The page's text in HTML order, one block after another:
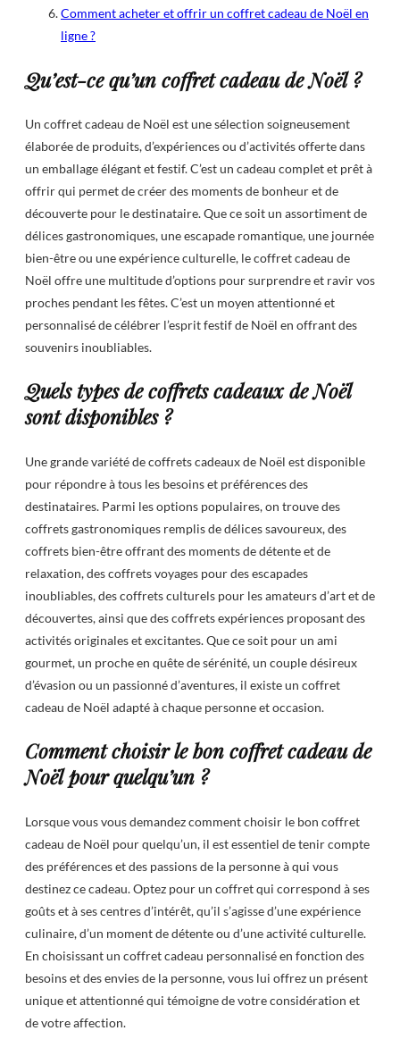
Comment acheter et offrir un coffret cadeau de Noël en
ligne ?
Qu’est-ce qu’un coffret cadeau de Noël ?
Un coffret cadeau de Noël est une sélection soigneusement
élaborée de produits, d’expériences ou d’activités offerte dans
un emballage élégant et festif. C’est un cadeau complet et prêt à
offrir qui permet de créer des moments de bonheur et de
découverte pour le destinataire. Que ce soit un assortiment de
délices gastronomiques, une escapade romantique, une journée
bien-être ou une expérience culturelle, le coffret cadeau de
Noël offre une multitude d’options pour surprendre et ravir vos
proches pendant les fêtes. C’est un moyen attentionné et
personnalisé de célébrer l’esprit festif de Noël en offrant des
souvenirs inoubliables.
Quels types de coffrets cadeaux de Noël
sont disponibles ?
Une grande variété de coffrets cadeaux de Noël est disponible
pour répondre à tous les besoins et préférences des
destinataires. Parmi les options populaires, on trouve des
coffrets gastronomiques remplis de délices savoureux, des
coffrets bien-être offrant des moments de détente et de
relaxation, des coffrets voyages pour des escapades
inoubliables, des coffrets culturels pour les amateurs d’art et de
découvertes, ainsi que des coffrets expériences proposant des
activités originales et excitantes. Que ce soit pour un ami
gourmet, un proche en quête de sérénité, un couple désireux
d’évasion ou un passionné d’aventures, il existe un coffret
cadeau de Noël adapté à chaque personne et occasion.
Comment choisir le bon coffret cadeau de
Noël pour quelqu’un ?
Lorsque vous vous demandez comment choisir le bon coffret
cadeau de Noël pour quelqu’un, il est essentiel de tenir compte
des préférences et des passions de la personne à qui vous
destinez ce cadeau. Optez pour un coffret qui correspond à ses
goûts et à ses centres d’intérêt, qu’il s’agisse d’une expérience
culinaire, d’un moment de détente ou d’une activité culturelle.
En choisissant un coffret cadeau personnalisé en fonction des
besoins et des envies de la personne, vous lui offrez un présent
unique et attentionné qui témoigne de votre considération et
de votre affection.